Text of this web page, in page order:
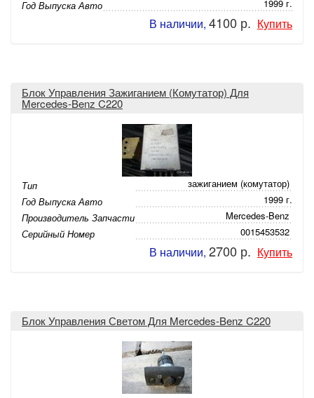
Год Выпуска Авто 1999 г.
В наличии, 4100 р. Купить
Блок Управления Зажиганием (Комутатор) Для
Mercedes-Benz C220
Тип
зажиганием (комутатор)
Год Выпуска Авто
1999 г.
Производитель Запчасти
Mercedes-Benz
Серийный Номер
0015453532
В наличии, 2700 р. Купить
Блок Управления Светом Для Mercedes-Benz C220